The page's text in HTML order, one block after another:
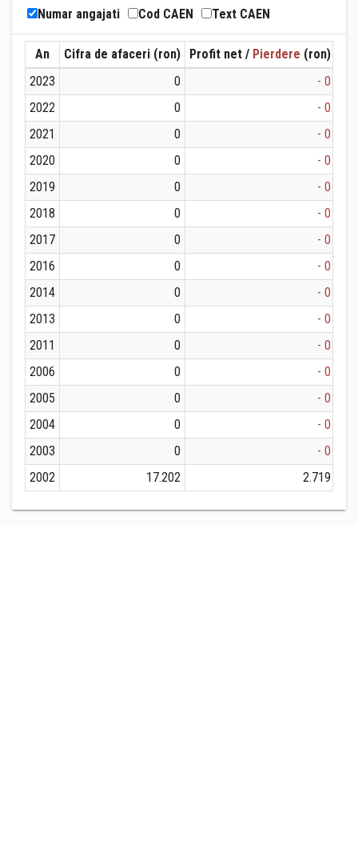
Numar angajati
Cod CAEN Text CAEN
An Cifra de afaceri (ron) Profit net / Pierdere (ron)
2023
0
- 0
2022
0
- 0
2021
0
- 0
2020
0
- 0
2019
0
- 0
2018
0
- 0
2017
0
- 0
2016
0
- 0
2014
0
- 0
2013
0
- 0
2011
0
- 0
2006
0
- 0
2005
0
- 0
2004
0
- 0
2003
0
- 0
2002
17.202 2.719